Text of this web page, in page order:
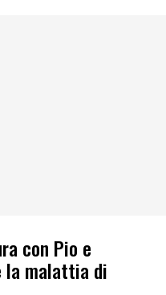
con Pio e
la malattia di